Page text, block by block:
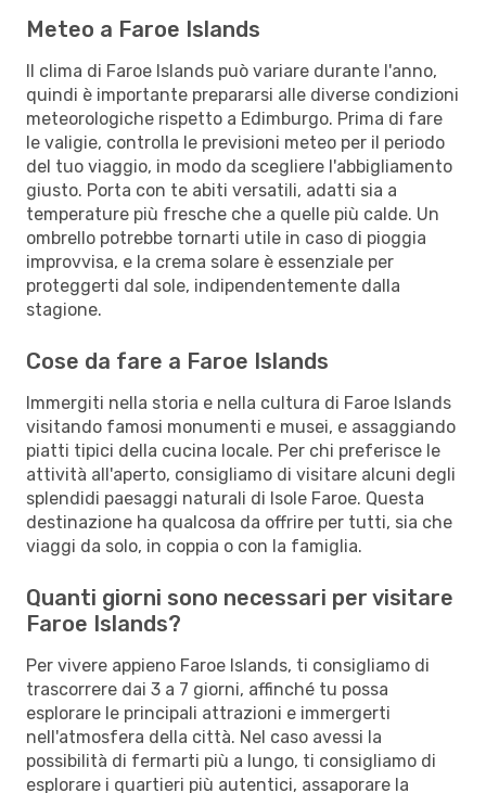
Meteo a Faroe Islands
Il clima di Faroe Islands può variare durante l'anno,
quindi è importante prepararsi alle diverse condizioni
meteorologiche rispetto a Edimburgo. Prima di fare
le valigie, controlla le previsioni meteo per il periodo
del tuo viaggio, in modo da scegliere l'abbigliamento
giusto. Porta con te abiti versatili, adatti sia a
temperature più fresche che a quelle più calde. Un
ombrello potrebbe tornarti utile in caso di pioggia
improvvisa, e la crema solare è essenziale per
proteggerti dal sole, indipendentemente dalla
stagione.
Cose da fare a Faroe Islands
Immergiti nella storia e nella cultura di Faroe Islands
visitando famosi monumenti e musei, e assaggiando
piatti tipici della cucina locale. Per chi preferisce le
attività all'aperto, consigliamo di visitare alcuni degli
splendidi paesaggi naturali di Isole Faroe. Questa
destinazione ha qualcosa da offrire per tutti, sia che
viaggi da solo, in coppia o con la famiglia.
Quanti giorni sono necessari per visitare
Faroe Islands?
Per vivere appieno Faroe Islands, ti consigliamo di
trascorrere dai 3 a 7 giorni, affinché tu possa
esplorare le principali attrazioni e immergerti
nell'atmosfera della città. Nel caso avessi la
possibilità di fermarti più a lungo, ti consigliamo di
esplorare i quartieri più autentici, assaporare la